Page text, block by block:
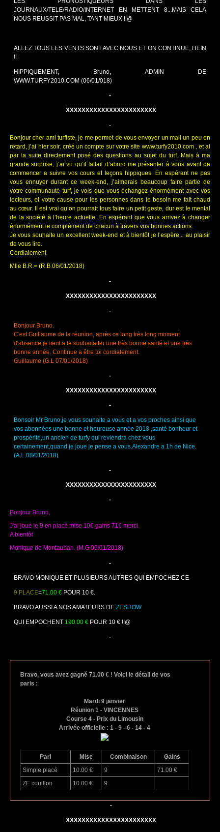
JOURNAUX/TELE/RADIO/INTERNET EN METTENT 8...MAIS CELA
NOUS REUSSIT PAS MAL, TANT MIEUX !!@
ALLEZ TOUS LES VENTS SONT AVEC NOUS ET ON CONTINUE, HEIN
!!
HIPPIQUEMENT, Bruno, ADMIN DE
WWW.TURFY2010.COM (06/01/018)
-
XXXXXXXXXXXXXXXXXXXXXXX
-
Bonjour cher ami turfiste, je me permet de vous envoyer un mail un peu en
retard, j’ai hier soir, créé un compte sur votre site www.turfy2010.com, et ai
par la suite directement posé des questions au sujet du turf. Mais à ma
grande surprise, j’ai vu qu’il fallait d’abord me présenter à vous avant de
commencer a suivre vos cours et leçons hippiques. En espérant ne pas
vous ennuyer durant ce week-end, j’aimerais beaucoup faire partie de
votre communauté turf, je vois que vous échangez énormément avec vos
lecteurs, et votre cause pour les personnes dans le besoin me fait chaud
au cœur. Il est vrai qu’on pourrait tous faire un petit geste, dur est le mental
de la société à l’heure actuelle. En espérant que vous arrivez à changer
énormément le complément de chacun à travers vos bonnes actions.
Je vous souhaite un excellent week-end et à bientôt je l’espère... au plaisir
de vous lire.
Cordialement.
Mlle B.R.= (R.B 06/01/2018)
-
XXXXXXXXXXXXXXXXXXXXXXX
-
Bonjour Bruno.
C'est Guillaume de la réunion, après ce long très long moment
d'absence je tient a te souhaitaiter une très bonne santé et une très
bonne année. Continue a être toi cordialement.
Guillaume (G.L 07/01/2018)
-
XXXXXXXXXXXXXXXXXXXXXXX
-
Bonsoir Mr Bruno,je vous souhaite a vous et a vos proches ainsi que
vos abonnées une bonne et heureuse année 2018 ,santé bonheur et
prospérité,un ancien de turfy qui reviendra chez vous
certainement,quand je joue je pense a vous.Alexandre a 1h de Nice.
(A.L 08/01/2018)
-
XXXXXXXXXXXXXXXXXXXXXXX
-
Bonjour Bruno,
J'ai joué le 9 en placé mise 10€ gains 71€ merci.
A bientôt
Monique de Montauban. (M.G 09/01/2018)
-
BRAVO MONIQUE ET PLUSIEURS AUTRES QUI EMPOCHEZ CE
9 PLACE=71.00 € POUR 10 €.
BRAVO AUSSI A NOS AMATEURS DE ZESHOW
QUI EMPOCHENT 190.00 € POUR 10 € !!@
-
Bravo, vous avez gagné 71.00 € ! Voici le détail de vos
paris :
Mardi 9 janvier
Réunion 1 - VINCENNES
Course 4 - Prix du Limousin
Arrivée officielle : 1 - 9 - 6 - 14 - 4
Pari Mise Combinaison
Gains
Simple placé
10.00 € 9
71.00 €
ZE couillon
10.00 € 9
-
XXXXXXXXXXXXXXXXXXXXXXX